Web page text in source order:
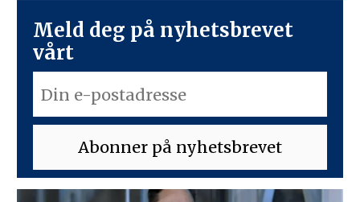
Meld deg på nyhetsbrevet
vårt